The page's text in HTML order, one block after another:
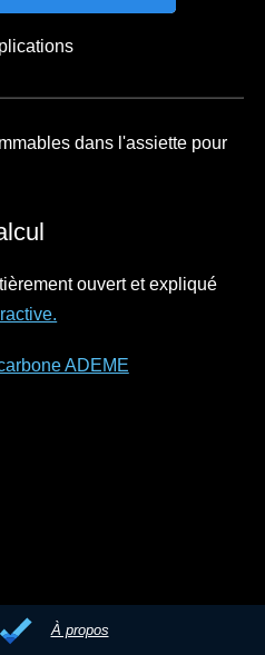
dans l'assiette pour
ouvert et expliqué
ADEME
À propos